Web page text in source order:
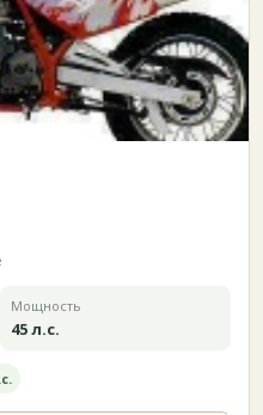
Мощность
45 л.с.